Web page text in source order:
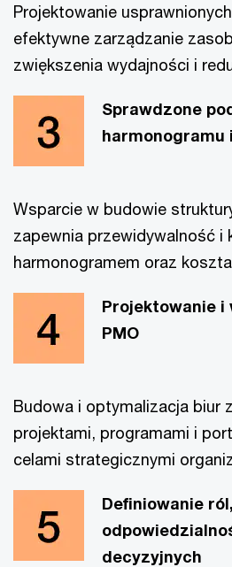
Projektowanie
efektywne zarządzanie
zwiększenia wydajności i
Sprawdzone
harmonogramu
Wsparcie w budowie
zapewnia przewidywalność i
harmonogramem oraz
Projektowanie
PMO
Budowa i optymalizacja biur
projektami, programami i
celami strategicznymi
Definiowanie ról,
decyzyjnych